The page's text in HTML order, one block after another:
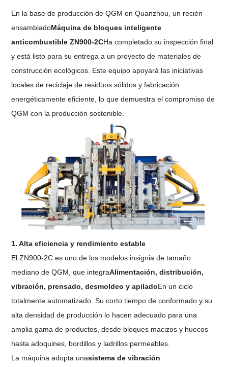
En la base de producción de QGM en Quanzhou, un recién
ensambladoMáquina de bloques inteligente
anticombustible ZN900-2CHa completado su inspección final
y está listo para su entrega a un proyecto de materiales de
construcción ecológicos. Este equipo apoyará las iniciativas
locales de reciclaje de residuos sólidos y fabricación
energéticamente eficiente, lo que demuestra el compromiso de
QGM con la producción sostenible.
1. Alta eficiencia y rendimiento estable
El ZN900-2C es uno de los modelos insignia de tamaño
mediano de QGM, que integraAlimentación, distribución,
vibración, prensado, desmoldeo y apiladoEn un ciclo
totalmente automatizado. Su corto tiempo de conformado y su
alta densidad de producción lo hacen adecuado para una
amplia gama de productos, desde bloques macizos y huecos
hasta adoquines, bordillos y ladrillos permeables.
La máquina adopta unasistema de vibración